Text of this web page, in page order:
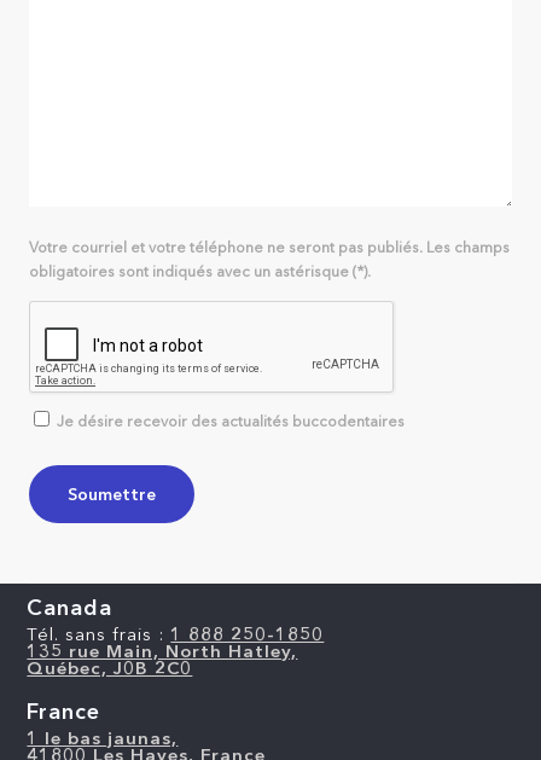
Votre courriel et votre téléphone ne seront pas publiés. Les champs
obligatoires sont indiqués avec un astérisque (*).
Je désire recevoir des actualités buccodentaires
Canada
Tél. sans frais : 1 888 250-1850
135 rue Main, North Hatley,
Québec, J0B 2C0
France
1 le bas jaunas,